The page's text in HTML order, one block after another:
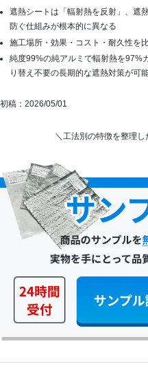
遮熱シートは「輻射熱を反射」、遮
防ぐ仕組みが根本的に異なる
施工場所・効果・コスト・耐久性を
純度99%の純アルミで輻射熱を97%
り替え不要の長期的な遮熱対策が可
初稿：2026/05/01
＼工法別の特徴を整理